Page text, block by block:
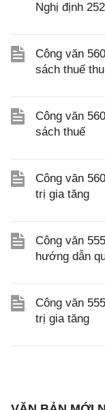
Nghị định
Công văn
sách thuế
Công văn
sách thuế
Công văn
trị gia tăng
Công văn
hướng dẫn
Công văn
trị gia tăng